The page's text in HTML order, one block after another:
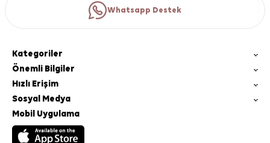
Whatsapp Destek
Kategoriler
Önemli Bilgiler
Hızlı Erişim
Sosyal Medya
Mobil Uygulama